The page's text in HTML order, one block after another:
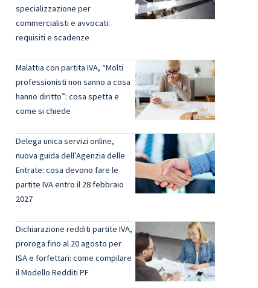
specializzazione per
commercialisti e avvocati:
requisiti e scadenze
Malattia con partita IVA, “Molti
professionisti non sanno a cosa
hanno diritto”: cosa spetta e
come si chiede
Delega unica servizi online,
nuova guida dell’Agenzia delle
Entrate: cosa devono fare le
partite IVA entro il 28 febbraio
2027
Dichiarazione redditi partite IVA,
proroga fino al 20 agosto per
ISA e forfettari: come compilare
il Modello Redditi PF